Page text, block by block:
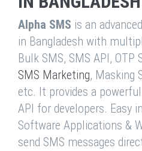
Alpha SMS is an
in Bangladesh with
Bulk SMS, SMS API, OTP
SMS Marketing, Masking
etc. It provides a
API for developers. Easy
Software Applications &
send SMS messages